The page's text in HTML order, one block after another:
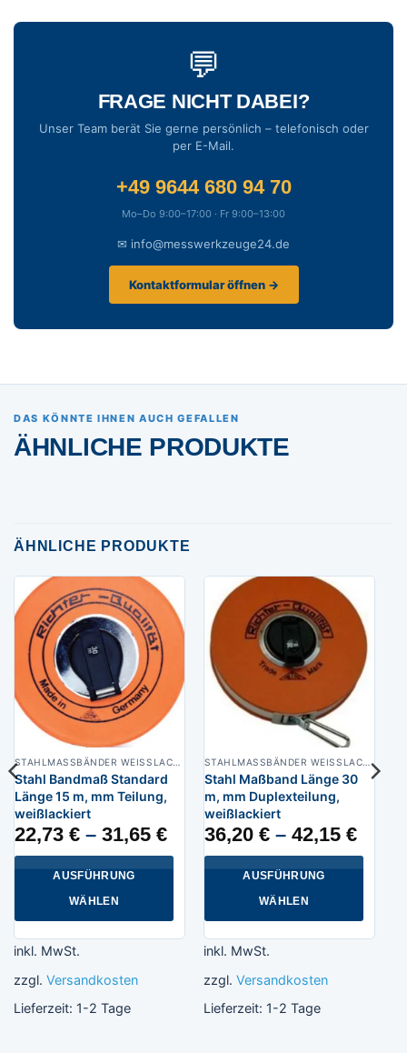
💬
FRAGE NICHT DABEI?
Unser Team berät Sie gerne persönlich – telefonisch oder
per E-Mail.
+49 9644 680 94 70
Mo–Do 9:00–17:00 · Fr 9:00–13:00
✉ info@messwerkzeuge24.de
Kontaktformular öffnen →
DAS KÖNNTE IHNEN AUCH GEFALLEN
ÄHNLICHE PRODUKTE
ÄHNLICHE PRODUKTE
Stahl Bandmaß Standard
Länge 15 m, mm Teilung,
weißlackiert
22,73 €– 31,65 €
AUSFÜHRUNG
WÄHLEN
Produkt
mehrere
Varianten
inkl. MwSt.
zzgl. Versandkosten
Lieferzeit: 1-2 Tage
Stahl Maßband Länge 30
m, mm Duplexteilung,
weißlackiert
36,20 €– 42,15 €
AUSFÜHRUNG
WÄHLEN
Produkt
mehrere
Varianten
inkl. MwSt.
zzgl. Versandkosten
Lieferzeit: 1-2 Tage